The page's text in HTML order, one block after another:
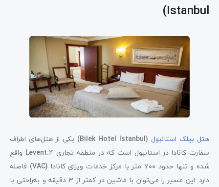
Istanbul)
هتل بیلک استانبول (Bilek Hotel Istanbul)
یکی از هتل‌های اطراف
سفارت کانادا در استانبول است که در منطقه تجاری 4
.Levent
واقع
شده و تنها حدود ۷۰۰ متر با مرکز خدمات ویزای کانادا
(VAC)
فاصله
دارد. این مسیر را می‌توان با ماشین در کمتر از ۳
دقیقه و به‌راحتی با